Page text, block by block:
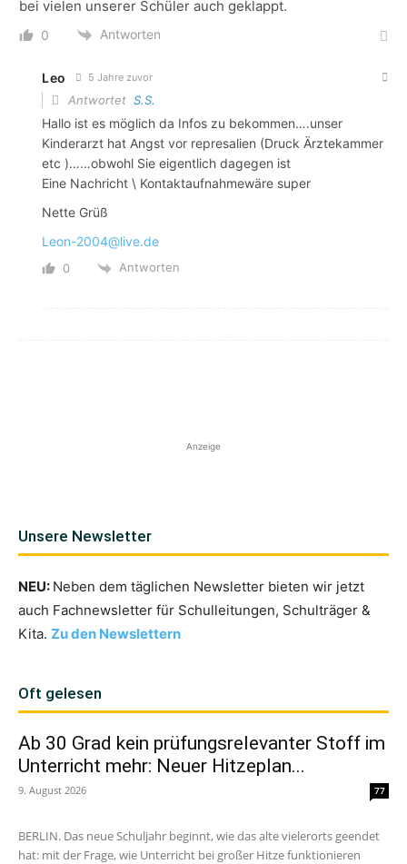
bei vielen unserer Schüler auch geklappt.
0 Antworten
Leo 5 Jahre zuvor
Antwortet S.S.
Hallo ist es möglich da Infos zu bekommen….unser
Kinderarzt hat Angst vor represalien (Druck Ärztekammer
etc )……obwohl Sie eigentlich dagegen ist
Eine Nachricht \ Kontaktaufnahmewäre super
Nette Grüß
Leon-2004@live.de
0 Antworten
Anzeige
Unsere Newsletter
NEU: Neben dem täglichen Newsletter bieten wir jetzt
auch Fachnewsletter für Schulleitungen, Schulträger &
Kita. Zu den Newslettern
Oft gelesen
Ab 30 Grad kein prüfungsrelevanter Stoff im
Unterricht mehr: Neuer Hitzeplan...
9. August 2026 77
BERLIN. Das neue Schuljahr beginnt, wie das alte vielerorts geendet
hat: mit der Frage, wie Unterricht bei großer Hitze funktionieren